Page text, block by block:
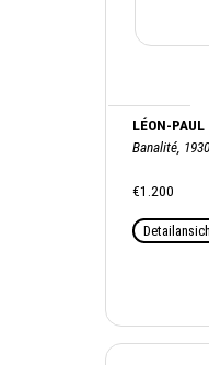
LÉON-PAUL
Banalité, 1930
€1.200